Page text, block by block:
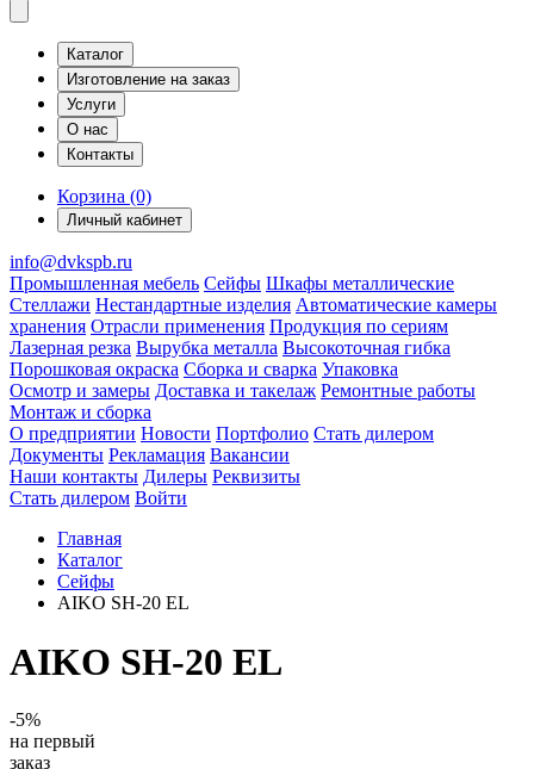
Каталог
Изготовление на заказ
Услуги
О нас
Контакты
Корзина (0)
Личный кабинет
info@dvkspb.ru
Промышленная мебель Сейфы Шкафы металлические
Стеллажи Нестандартные изделия Автоматические камеры
хранения Отрасли применения Продукция по сериям
Лазерная резка Вырубка металла Высокоточная гибка
Порошковая окраска Сборка и сварка Упаковка
Осмотр и замеры Доставка и такелаж Ремонтные работы
Монтаж и сборка
О предприятии Новости Портфолио Стать дилером
Документы Рекламация Вакансии
Наши контакты Дилеры Реквизиты
Стать дилером Войти
Главная
Каталог
Сейфы
AIKO SH-20 EL
AIKO SH-20 EL
-5%
на первый
заказ